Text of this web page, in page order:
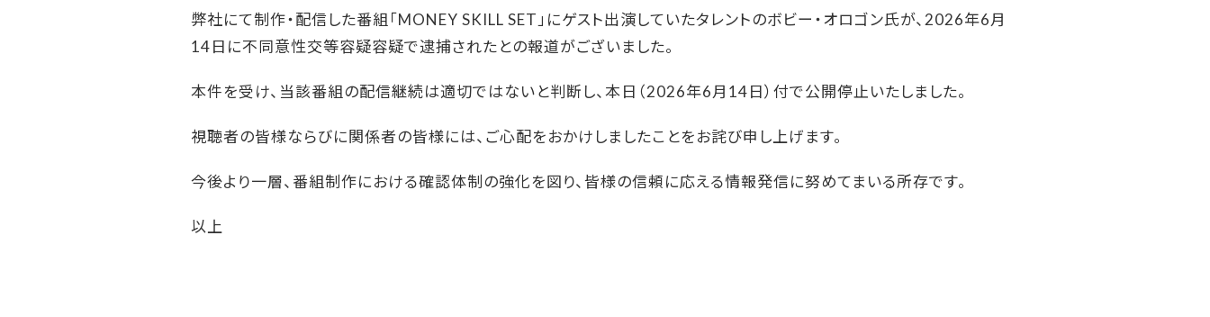
弊社にて制作・配信した番組「MONEY SKILL SET」にゲスト出演していたタレントのボビー・オロゴン氏が、2026年6月
14日に不同意性交等容疑容疑で逮捕されたとの報道がございました。
本件を受け、当該番組の配信継続は適切ではないと判断し、本日（2026年6月14日）付で公開停止いたしました。
視聴者の皆様ならびに関係者の皆様には、ご心配をおかけしましたことをお詫び申し上げます。
今後より一層、番組制作における確認体制の強化を図り、皆様の信頼に応える情報発信に努めてまいる所存です。
以上